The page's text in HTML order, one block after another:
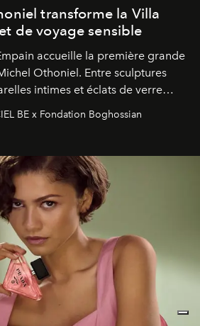
transforme la Villa
de voyage sensible
accueille la première grande
Othoniel. Entre sculptures
intimes et éclats de verre
compose un itinéraire
œuvre devient le souvenir
BE x Fondation Boghossian